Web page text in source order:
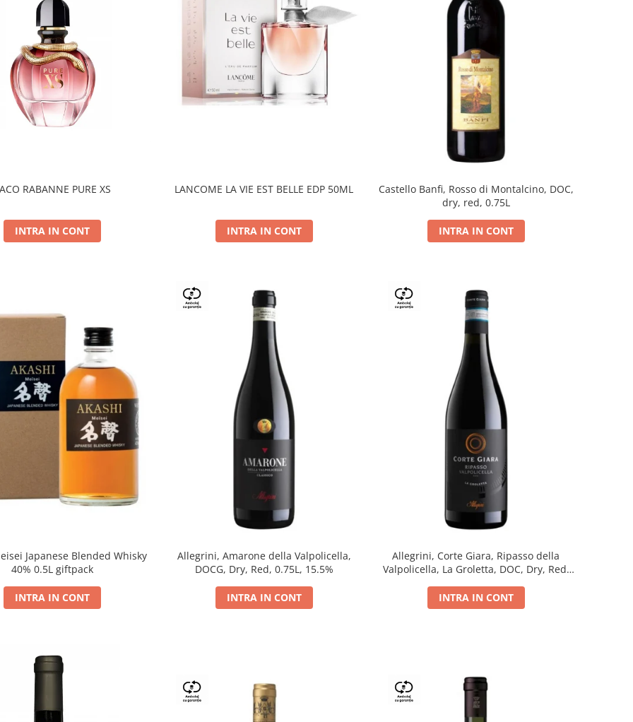
RABANNE PURE XS
INTRA IN CONT
LANCOME LA VIE EST BELLE EDP 50ML
INTRA IN CONT
Castello Banfi, Rosso di Montalcino, DOC,
dry, red, 0.75L
INTRA IN CONT
Japanese Blended Whisky
40% 0.5L giftpack
INTRA IN CONT
Allegrini, Amarone della Valpolicella,
DOCG, Dry, Red, 0.75L, 15.5%
INTRA IN CONT
Allegrini, Corte Giara, Ripasso della
Valpolicella, La Groletta, DOC, Dry, Red,
INTRA IN CONT